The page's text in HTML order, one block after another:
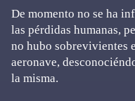
De momento no se ha
las pérdidas humanas,
no hubo sobrevivientes
aeronave,
la misma.